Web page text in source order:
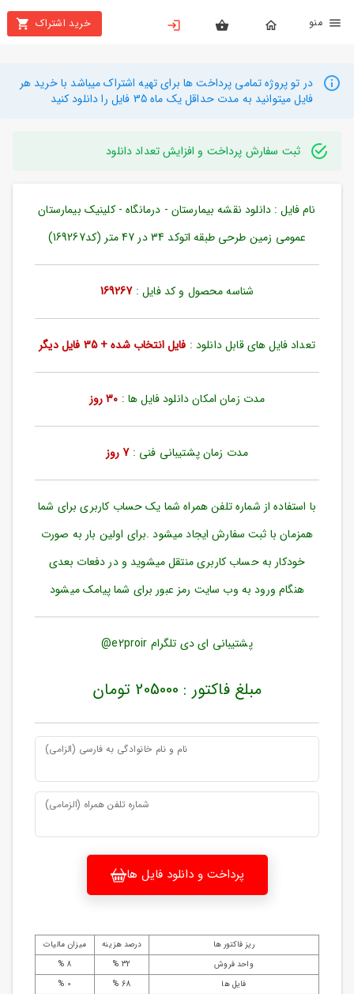
خرید اشتراک
بستن
محصولات
تهیه
راهنما
دانلود
ورود
به
بازیابی
رمز
مندی
ها
در تو پروژه تمامی پرداخت ها برای تهیه اشتراک میباشد با خرید هر
فایل میتوانید به مدت حداقل یک ماه 35 فایل را دانلود کنید
ثبت سفارش پرداخت و افزایش تعداد دانلود
نام فایل : دانلود نقشه بیمارستان - درمانگاه - کلینیک بیمارستان
عمومی زمین طرحی طبقه اتوکد 34 در 47 متر (کد169267)
شناسه محصول و کد فایل :169267
تعداد فایل های قابل دانلود : فایل انتخاب شده + 35 فایل دیگر
مدت زمان امکان دانلود فایل ها : 30 روز
مدت زمان پشتیبانی فنی :7 روز
با استفاده از شماره تلفن همراه شما یک حساب کاربری برای شما
همزمان با ثبت سفارش ایجاد میشود .برای اولین بار به صورت
خودکار به حساب کاربری منتقل میشوید و در دفعات بعدی
هنگام ورود به وب سایت رمز عبور برای شما پیامک میشود
پشتیبانی ای دی تلگرام e2proir@
مبلغ فاکتور : 205000 تومان
نام و نام خانوادگی به فارسی (الزامی)
شماره تلفن همراه (الزمامی)
پرداخت و دانلود فایل ها
ریز فاکتور ها درصد هزینه
میزان مالیات
واحد فروش
32 %
8 %
فایل ها
68 %
0 %